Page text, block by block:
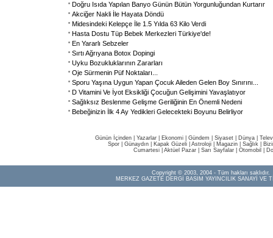
Doğru Isıda Yapılan Banyo Günün Bütün Yorgunluğundan Kurtarır
Akciğer Nakli İle Hayata Döndü
Midesindeki Kelepçe İle 1.5 Yılda 63 Kilo Verdi
Hasta Dostu Tüp Bebek Merkezleri Türkiye'de!
En Yararlı Sebzeler
Sırtı Ağrıyana Botox Dopingi
Uyku Bozukluklarının Zararları
Oje Sürmenin Püf Noktaları...
Sporu Yaşına Uygun Yapan Çocuk Aileden Gelen Boy Sınırını
D Vitamini Ve İyot Eksikliği Çocuğun Gelişimini Yavaşlatıyor
Sağlıksız Beslenme Gelişme Geriliğinin En Önemli Nedeni
Bebeğinizin İlk 4 Ay Yedikleri Gelecekteki Boyunu Belirliyor
Günün İçinden Yazarlar Ekonomi Gündem Siyaset Dünya |
Spor
Günaydın Kapak Güzeli Astroloji Magazin Sağlık
Cumartesi| Aktüel Pazar| Sarı Sayfalar| Otomobil
Copyright © 2003, 2004 - Tüm hakları saklıdır.
MERKEZ GAZETE DERGİ BASIM YAYINCILIK SANAYİ VE